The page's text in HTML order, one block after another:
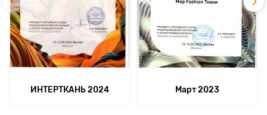
ИНТЕРТКАНЬ 2024 Март 2023